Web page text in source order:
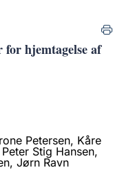
for hjemtagelse af
Petersen, Kåre
Stig Hansen,
Jørn Ravn